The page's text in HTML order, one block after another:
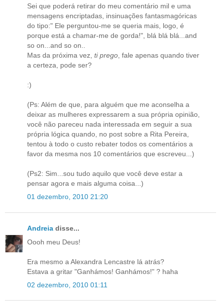
Sei que poderá retirar do meu comentário mil e uma
mensagens encriptadas, insinuações fantasmagóricas
do tipo:" Ele perguntou-me se queria mais, logo, é
porque está a chamar-me de gorda!", blá blá blá...and
so on...and so on..
Mas da próxima vez, ti prego , fale apenas quando tiver
a certeza, pode ser?
:)
(Ps: Além de que, para alguém que me aconselha a
deixar as mulheres expressarem a sua própria opinião,
você não pareceu nada interessada em seguir a sua
própria lógica quando, no post sobre a Rita Pereira,
tentou à todo o custo rebater todos os comentários a
favor da mesma nos 10 comentários que escreveu...)
(Ps2: Sim...sou tudo aquilo que você deve estar a
pensar agora e mais alguma coisa...)
01 dezembro, 2010 21:20
Andreia disse...
Oooh meu Deus!
Era mesmo a Alexandra Lencastre lá atrás?
Estava a gritar "Ganhámos! Ganhámos!" ? haha
02 dezembro, 2010 01:11